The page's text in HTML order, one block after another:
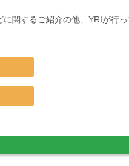
関するご紹介の他、YRIが行